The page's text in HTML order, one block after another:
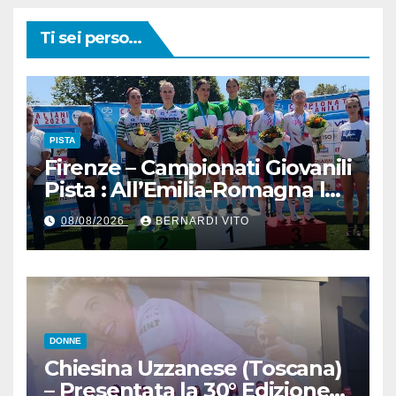
Ti sei perso...
PISTA
Firenze – Campionati Giovanili
Pista : All’Emilia-Romagna la
Maglia Tricolore Madison
“Donne Allieve”
08/08/2026 BERNARDI VITO
DONNE
Chiesina Uzzanese (Toscana)
– Presentata la 30° Edizione